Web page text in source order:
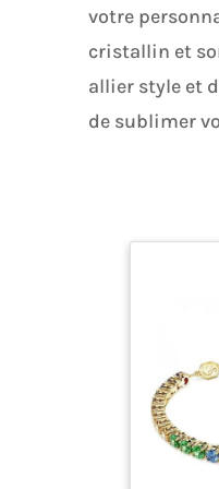
votre
cristallin et
allier style et
de sublimer